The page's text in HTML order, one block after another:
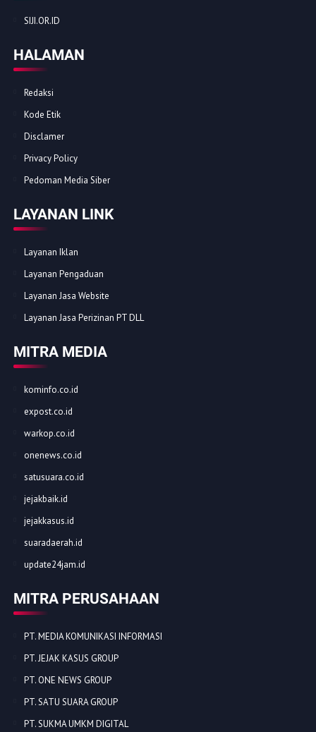
SIJI.OR.ID
HALAMAN
Redaksi
Kode Etik
Disclamer
Privacy Policy
Pedoman Media Siber
LAYANAN LINK
Layanan Iklan
Layanan Pengaduan
Layanan Jasa Website
Layanan Jasa Perizinan PT DLL
MITRA MEDIA
kominfo.co.id
expost.co.id
warkop.co.id
onenews.co.id
satusuara.co.id
jejakbaik.id
jejakkasus.id
suaradaerah.id
update24jam.id
MITRA PERUSAHAAN
PT. MEDIA KOMUNIKASI INFORMASI
PT. JEJAK KASUS GROUP
PT. ONE NEWS GROUP
PT. SATU SUARA GROUP
PT. SUKMA UMKM DIGITAL